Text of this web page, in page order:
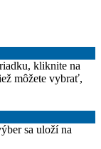
kliknite na
môžete vybrať,
sa uloží na